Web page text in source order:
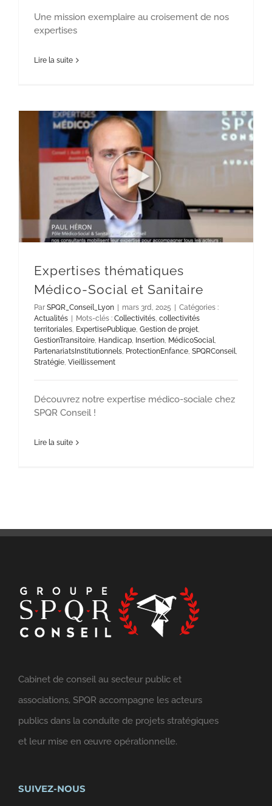
Une mission exemplaire au croisement de nos
expertises
Lire la suite
Expertises thématiques
Médico-Social et Sanitaire
Par SPQR_Conseil_Lyon mars 3rd, 2025
Catégories :
Actualités
Mots-clés : Collectivités, collectivités
territoriales, ExpertisePublique, Gestion de projet,
GestionTransitoire, Handicap, Insertion, MédicoSocial,
PartenariatsInstitutionnels, ProtectionEnfance, SPQRConseil,
Stratégie, Vieillissement
Découvrez notre expertise médico-sociale chez
SPQR Conseil !
Lire la suite
Cabinet de conseil au secteur public et
associations, SPQR accompagne les acteurs
publics dans la conduite de projets stratégiques
et leur mise en œuvre opérationnelle.
SUIVEZ-NOUS